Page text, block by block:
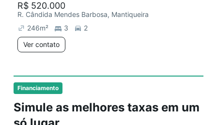
Financiamento
Simule as melhores taxas em um
R$ 520.000
R. Cândida Mendes Barbosa, Mantiqueira
246m² 3
2
Ver contato